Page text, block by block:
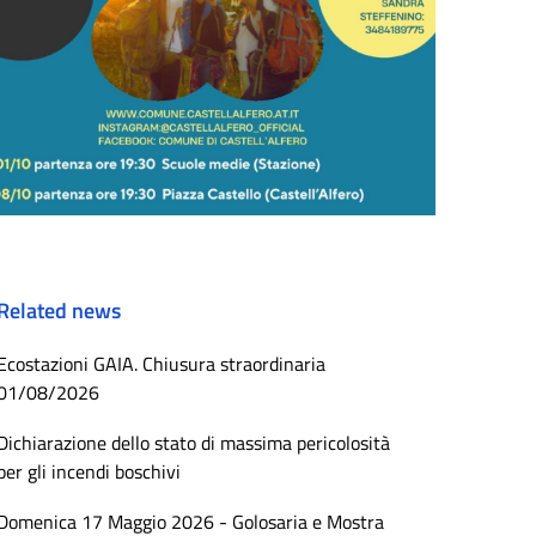
news
GAIA. Chiusura straordinaria
08/2026
dello stato di massima pericolosità
gli incendi boschivi
17 Maggio 2026 - Golosaria e Mostra